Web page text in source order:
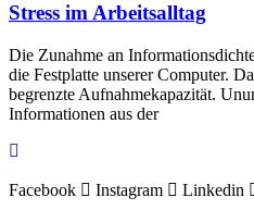
Stress im Arbeitsalltag
Die Zunahme an
die Festplatte unserer Computer.
begrenzte Aufnahmekapazität.
Informationen aus der
Facebook Instagram Linkedin